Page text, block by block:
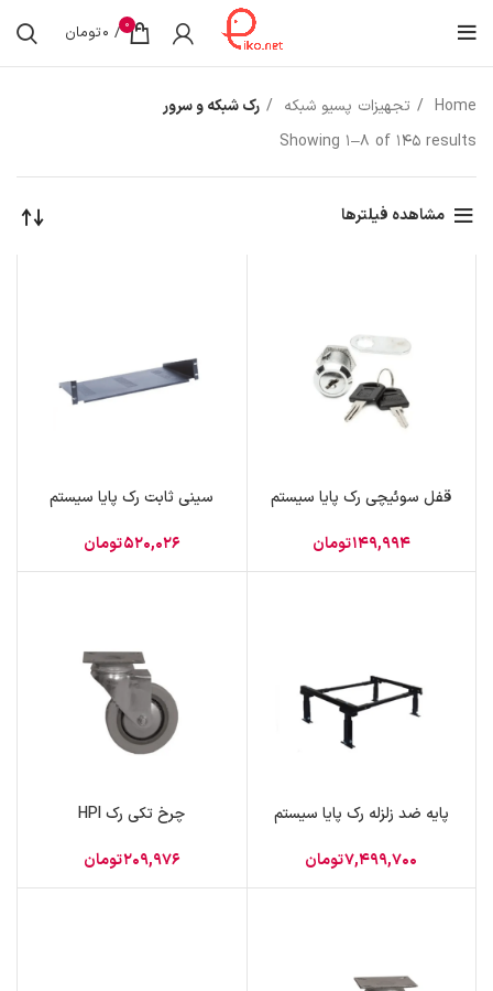
0
/
0تومان
Home تجهیزات پسیو شبکه
رک شبکه و سرور
Showing 1–8 of 145 results
مشاهده فیلترها
قفل سوئیچی رک پایا سیستم
149,994تومان
سینی ثابت رک پایا سیستم
520,026تومان
پایه ضد زلزله رک پایا سیستم
7,499,700تومان
چرخ تکی رک HPI
209,976تومان